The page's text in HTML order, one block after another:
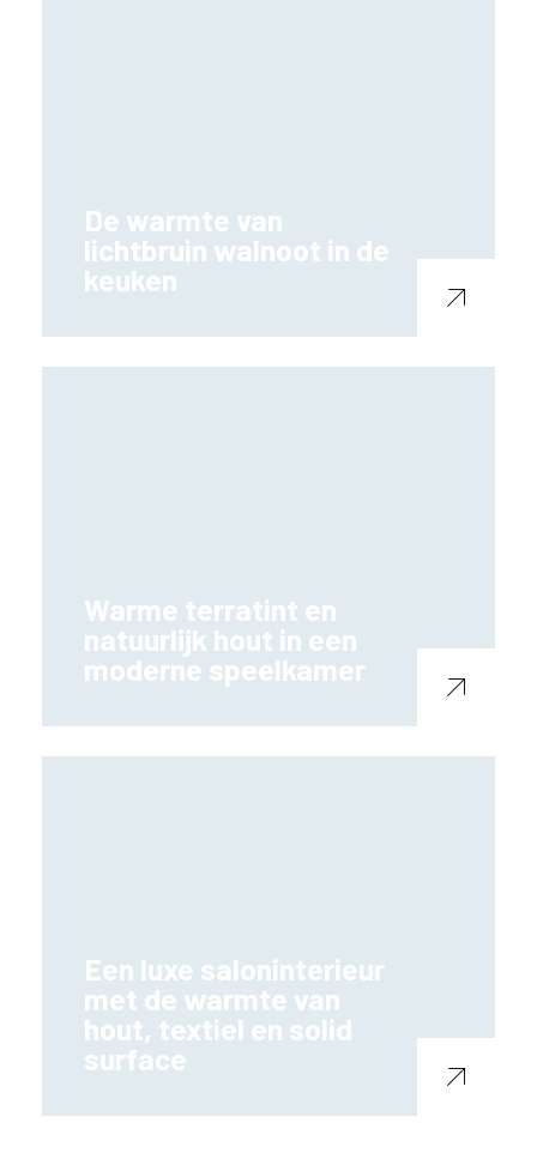
De warmte van
lichtbruin walnoot in de
keuken
Warme terratint en
natuurlijk hout in een
moderne speelkamer
Een luxe saloninterieur
met de warmte van
hout, textiel en solid
surface